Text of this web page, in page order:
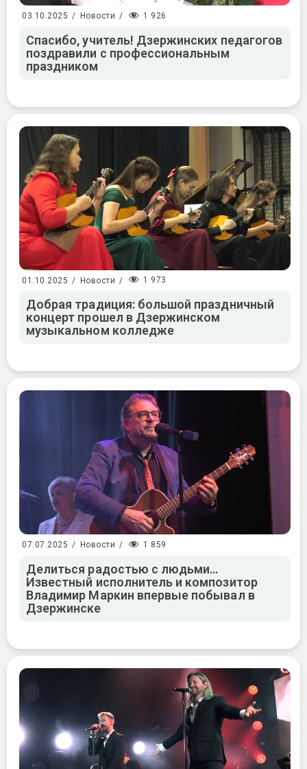
03.10.2025 / Новости / 1 926
Спасибо, учитель! Дзержинских педагогов
поздравили с профессиональным
праздником
01.10.2025 / Новости / 1 973
Добрая традиция: большой праздничный
концерт прошел в Дзержинском
музыкальном колледже
07.07.2025 / Новости / 1 859
Делиться радостью с людьми…
Известный исполнитель и композитор
Владимир Маркин впервые побывал в
Дзержинске